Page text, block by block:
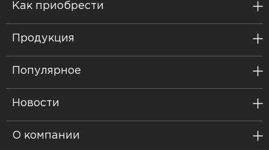
Как приобрести
Продукция
Популярное
Новости
О компании